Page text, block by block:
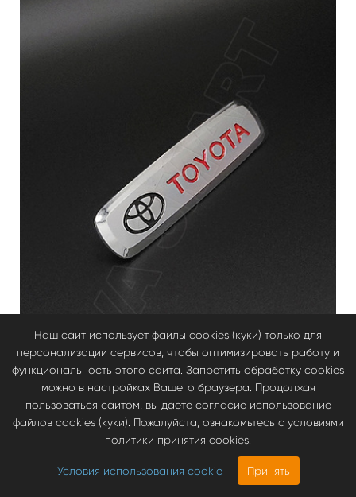
2580.00руб
Коврики EVA Smart для Toyota
Шильдик металлический Toyota
125.00 руб
Наш сайт использует файлы cookies (куки) только для
персонализации сервисов, чтобы оптимизировать работу и
функциональность этого сайта. Запретить обработку cookies
можно в настройках Вашего браузера. Продолжая
пользоваться сайтом, вы даете согласие использование
файлов cookies (куки). Пожалуйста, ознакомьтесь с условиями
политики принятия cookies.
Условия использования cookie Принять